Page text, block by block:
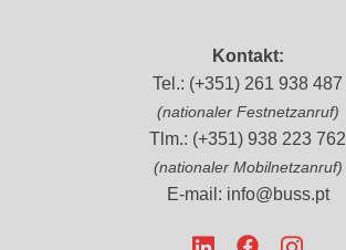
Kontakt:
Tel.: (+351) 261 938 487
(nationaler Festnetzanruf)
Tlm.: (+351) 938 223 762
(nationaler Mobilnetzanruf)
E-mail: info@buss.pt